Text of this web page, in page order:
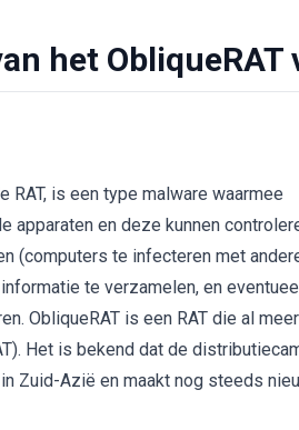
het ObliqueRAT
RAT, is een type malware waarmee
apparaten en deze kunnen
(computers te infecteren met
te verzamelen, en
ObliqueRAT is een RAT die al
Het is bekend dat de
Zuid-Azië en maakt nog steeds